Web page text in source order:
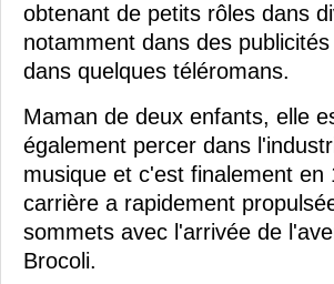
obtenant de petits rôles dans
notamment dans des
dans quelques téléromans.
Maman de deux enfants, elle
également percer dans
musique et c'est finalement en
carrière a rapidement
sommets avec l'arrivée de
Brocoli.